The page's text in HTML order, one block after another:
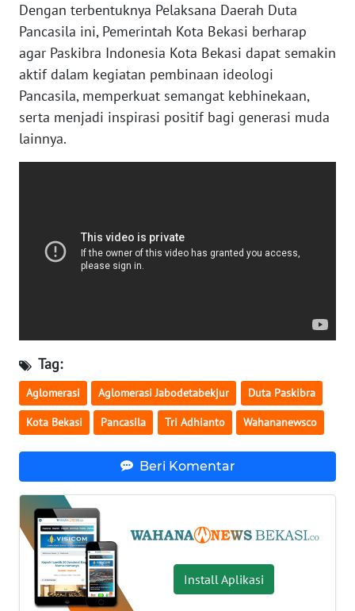
Dengan terbentuknya Pelaksana Daerah Duta
Pancasila ini, Pemerintah Kota Bekasi berharap
agar Paskibra Indonesia Kota Bekasi dapat semakin
aktif dalam kegiatan pembinaan ideologi
Pancasila, memperkuat semangat kebhinekaan,
serta menjadi inspirasi positif bagi generasi muda
lainnya.
Tag:
Aglomerasi Aglomerasi Jabodetabekjur Duta Paskibra
Kota Bekasi Pancasila Tri Adhianto Wahananewsco
Beri Komentar
Install Aplikasi
SUMBAR
WN
SUMSEL
WN
BENGKULU
WN
JATENG
WN
JOGJA
WN
JATIM
WN
KALBAR
WN
KALTENG